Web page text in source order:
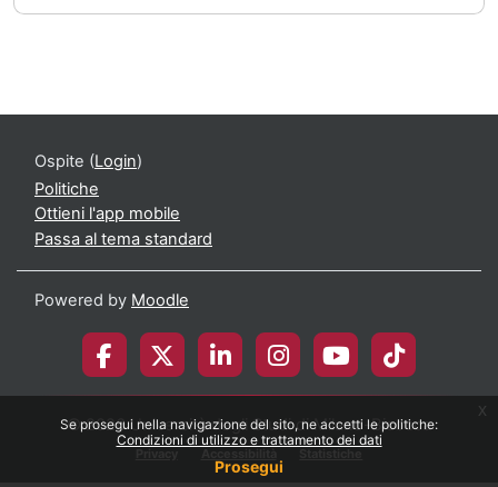
Se prosegui nella navigazione del sito, ne accetti le politiche:
Condizioni di utilizzo e trattamento dei dati
Prosegui
x
Ospite (Login)
Politiche
Ottieni l'app mobile
Passa al tema standard
Powered by Moodle
© 2026 Università degli Studi di Milano-Bicocca